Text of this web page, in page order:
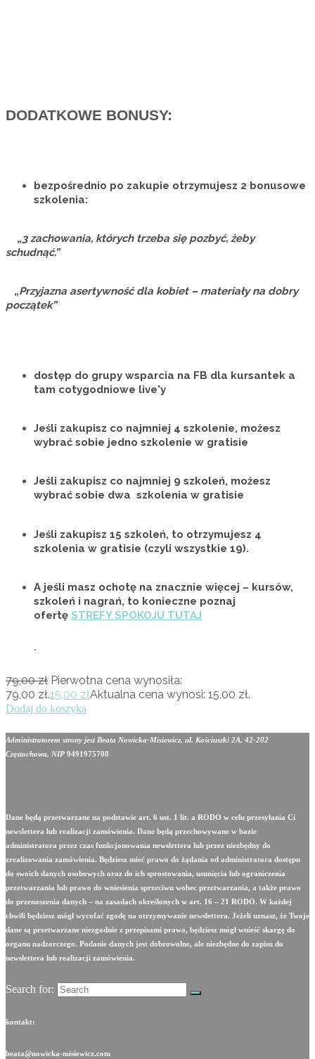
DODATKOWE BONUSY:
bezpośrednio po zakupie otrzymujesz 2 bonusowe
szkolenia:
„3 zachowania, których trzeba się pozbyć, żeby
schudnąć.”
„Przyjazna asertywność dla kobiet – materiały na dobry
początek”
dostęp do grupy wsparcia na FB dla kursantek a
tam cotygodniowe live'y
Jeśli zakupisz co najmniej 4 szkolenie, możesz
wybrać sobie jedno szkolenie w gratisie
Jeśli zakupisz co najmniej 9 szkoleń, możesz
wybrać sobie dwa szkolenia w gratisie
Jeśli zakupisz 15 szkoleń, to otrzymujesz 4
szkolenia w gratisie (czyli wszystkie 19).
A jeśli masz ochotę na znacznie więcej – kursów,
szkoleń i nagrań, to konieczne poznaj
ofertę STREFY SPOKOJU TUTAJ
.
79,00zł Pierwotna cena wynosiła:
79,00 zł.15,00 złAktualna cena wynosi: 15,00 zł.
Dodaj do koszyka
Administratorem strony jest Beata Nowicka-Misiewicz, ul. Kościuszki 2A, 42-202
Częstochowa, NIP 9491975708
Dane będą przetwarzane na podstawie art. 6 ust. 1 lit. a RODO w celu przesyłania Ci
newslettera lub realizacji zamówienia. Dane będą przechowywane w bazie
administratora przez czas funkcjonowania newslettera lub przez niezbędny do
zrealizowania zamówienia. Będziesz mieć prawo do żądania od administratora dostępu
do swoich danych osobowych oraz do ich sprostowania, usunięcia lub ograniczenia
przetwarzania lub prawo do wniesienia sprzeciwu wobec przetwarzania, a także prawo
do przenoszenia danych – na zasadach określonych w art. 16 – 21 RODO. W każdej
chwili będziesz mógł wycofać zgodę na otrzymywanie newslettera. Jeżeli uznasz, że Twoje
dane są przetwarzane niezgodnie z przepisami prawa, będziesz mógł wnieść skargę do
organu nadzorczego. Podanie danych jest dobrowolne, ale niezbędne do zapisu do
newslettera lub realizacji zamówienia.
Search for:
kontakt:
beata@nowicka-misiewicz.com